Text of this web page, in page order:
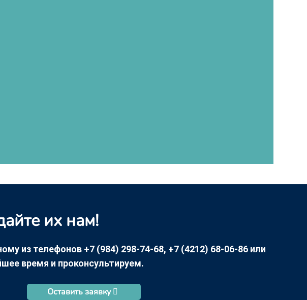
их нам!
из телефонов +7 (984) 298-74-68, +7 (4212) 68-06-86 или
время и проконсультируем.
Оставить заявку